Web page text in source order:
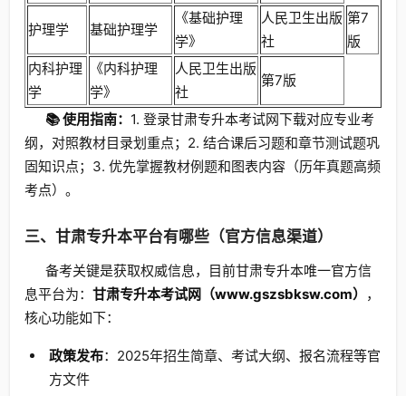
护理学 基础护理学
《基础护理
学》
人民卫生出版
社
第7
版
内科护理
学
《内科护理
学》
人民卫生出版
社
第7版
📚 使用指南： 1. 登录甘肃专升本考试网下载对应专业考
纲，对照教材目录划重点；2. 结合课后习题和章节测试题巩
固知识点；3. 优先掌握教材例题和图表内容（历年真题高频
考点）。
三、甘肃专升本平台有哪些（官方信息渠道）
备考关键是获取权威信息，目前甘肃专升本唯一官方信
息平台为： 甘肃专升本考试网（www.gszsbksw.com） ，
核心功能如下：
政策发布：2025年招生简章、考试大纲、报名流程等官
方文件